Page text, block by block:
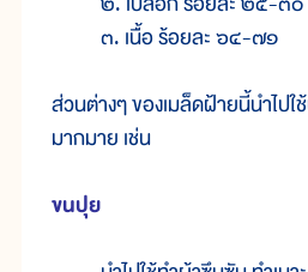
๓. เนื้อ ร้อยละ ๖๔-๗๑
ส่วนต่างๆ ของเมล็ดฝ้ายนี้นำไปใ
มากมาย เช่น
ขนปุย